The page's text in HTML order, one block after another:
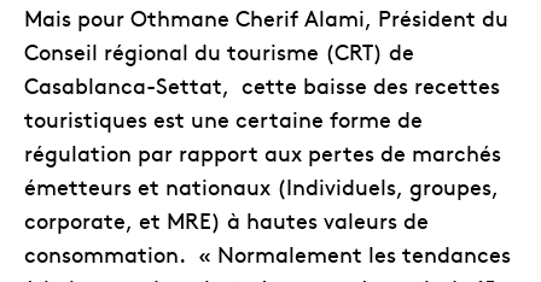
Mais pour Othmane Cherif Alami, Président du
Conseil régional du tourisme (CRT) de
Casablanca-Settat, cette baisse des recettes
touristiques est une certaine forme de
régulation par rapport aux pertes de marchés
émetteurs et nationaux (Individuels, groupes,
corporate, et MRE) à hautes valeurs de
consommation. « Normalement les tendances